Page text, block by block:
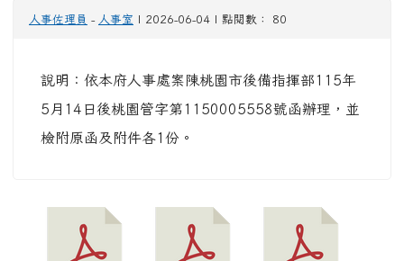
人事佐理員 - 人事室 | 2026-06-04 | 點閱數： 80
說明：依本府人事處案陳桃園市後備指揮部115年
5月14日後桃園管字第1150005558號函辦理，並
檢附原函及附件各1份。